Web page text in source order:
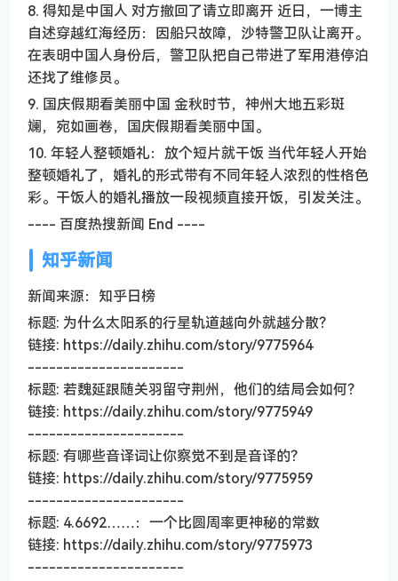
8. 得知是中国人 对方撤回了请立即离开 近日，一博主
自述穿越红海经历：因船只故障，沙特警卫队让离开。
在表明中国人身份后，警卫队把自己带进了军用港停泊
还找了维修员。
9. 国庆假期看美丽中国 金秋时节，神州大地五彩斑
斓，宛如画卷，国庆假期看美丽中国。
10. 年轻人整顿婚礼：放个短片就干饭 当代年轻人开始
整顿婚礼了，婚礼的形式带有不同年轻人浓烈的性格色
彩。干饭人的婚礼播放一段视频直接开饭，引发关注。
---- 百度热搜新闻 End ----
知乎新闻
新闻来源：知乎日榜
标题: 为什么太阳系的行星轨道越向外就越分散？
链接: https://daily.zhihu.com/story/9775964
----------------------
标题: 若魏延跟随关羽留守荆州，他们的结局会如何？
链接: https://daily.zhihu.com/story/9775949
----------------------
标题: 有哪些音译词让你察觉不到是音译的？
链接: https://daily.zhihu.com/story/9775959
----------------------
标题: 4.6692……：一个比圆周率更神秘的常数
链接: https://daily.zhihu.com/story/9775973
----------------------